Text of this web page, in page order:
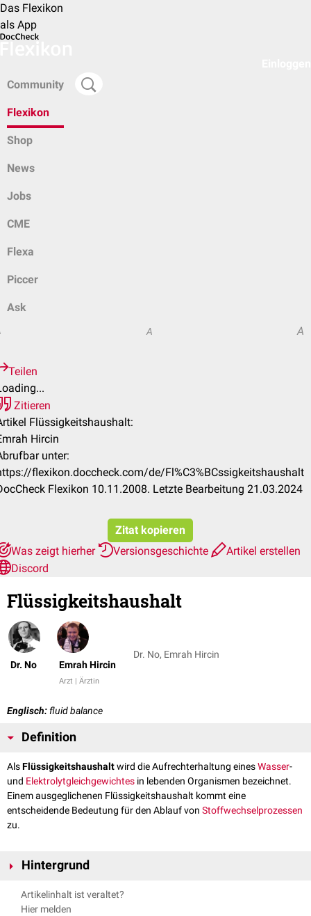
Das Flexikon
als App
Community
Flexikon
Shop
News
Jobs
CME
Flexa
Piccer
Ask
A A
Teilen
Zitieren
Flüssigkeitshaushalt:
Hircin
unter:
flexikon.doccheck.com/de/Fl%C3%BCssigkeitshaushalt
Flexikon 10.11.2008. Letzte Bearbeitung 21.03.2024
Zitat kopieren
Was zeigt hierher
Versionsgeschichte
Artikel erstellen
Discord
Flüssigkeitshaushalt
Dr. No Emrah Hircin
Arzt | Ärztin
Dr. No, Emrah Hircin
Englisch:fluid balance
Definition
AlsFlüssigkeitshaushaltwird die Aufrechterhaltung einesWasser-
und Elektrolytgleichgewichtes in lebenden Organismen bezeichnet.
Einem ausgeglichenen Flüssigkeitshaushalt kommt eine
entscheidende Bedeutung für den Ablauf von Stoffwechselprozessen
zu.
Hintergrund
Störungen des Flüssigkeitshaushaltes können sich beispielsweise als
Dehydratation
Artikelinhalt ist veraltet?
Hier melden